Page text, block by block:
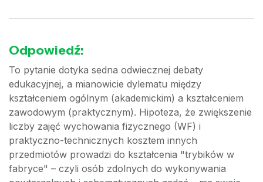
Odpowiedź:
To pytanie dotyka sedna odwiecznej debaty
edukacyjnej, a mianowicie dylematu między
kształceniem ogólnym (akademickim) a kształceniem
zawodowym (praktycznym). Hipoteza, że zwiększenie
liczby zajęć wychowania fizycznego (WF) i
praktyczno-technicznych kosztem innych
przedmiotów prowadzi do kształcenia "trybików w
fabryce" – czyli osób zdolnych do wykonywania